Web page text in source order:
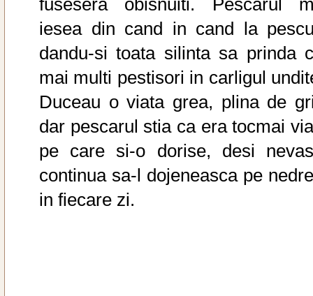
fusesera obisnuiti. Pescarul
iesea din cand in cand la
dandu-si toata silinta sa prinda
mai multi pestisori in carligul
Duceau o viata grea, plina de
dar pescarul stia ca era tocmai
pe care si-o dorise, desi
continua sa-l dojeneasca pe
in fiecare zi.